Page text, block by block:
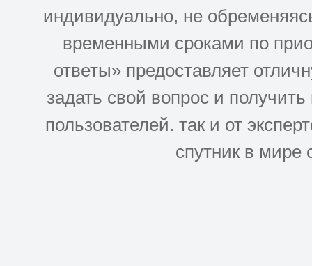
индивидуально, не
временными сроками по
ответы» предоставляет
задать свой вопрос и
пользователей. так и от
спутник в